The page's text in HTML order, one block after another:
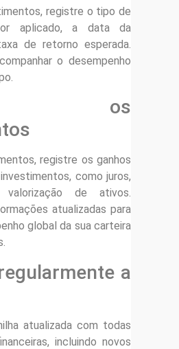
registre o tipo de
aplicado, a data da
de retorno esperada.
o desempenho
os
registre os ganhos
como juros,
valorização de ativos.
atualizadas para
global da sua carteira
a
atualizada com todas
incluindo novos